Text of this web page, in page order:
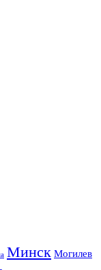
Минск Могилев